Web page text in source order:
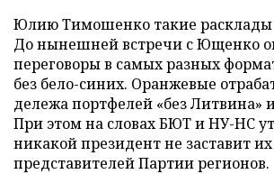
Юлию Тимошенко такие расклады
До нынешней встречи с Ющенко
переговоры в самых разных
без бело-синих. Оранжевые
дележа портфелей «без Литвина»
При этом на словах БЮТ и НУ-НС
никакой президент не заставит
представителей Партии регионов.